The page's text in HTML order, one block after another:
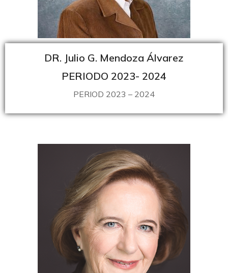
DR. Julio G. Mendoza Álvarez
PERIODO 2023- 2024
PERIOD 2023 – 2024